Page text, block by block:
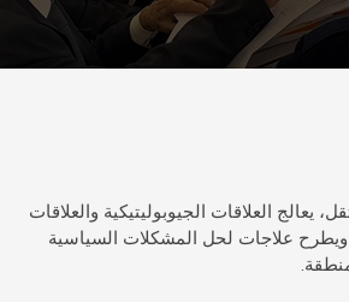
العلاقات الجيوبوليتيكية والعلاقات
ويطرح علاجات لحل المشكلات السياسية